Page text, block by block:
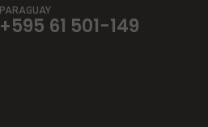
PARAGUAY
+595 61 501-149